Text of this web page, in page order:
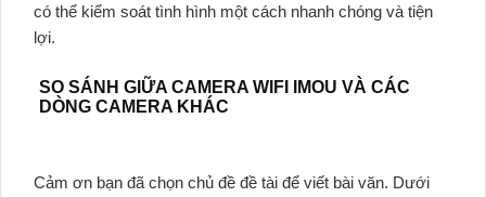
có thể kiểm soát tình hình một cách nhanh chóng và tiện
lợi.
SO SÁNH GIỮA CAMERA WIFI IMOU VÀ CÁC
DÒNG CAMERA KHÁC
Cảm ơn bạn đã chọn chủ đề đề tài để viết bài văn. Dưới